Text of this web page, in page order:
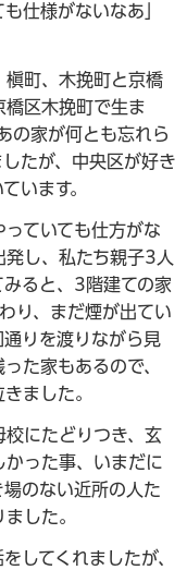
仕様がないなあ」
槇町、木挽町と京橋
橋区木挽町で生ま
の家が何とも忘れら
たが、中央区が好き
います。
ていても仕方がな
し、私たち親子3人
ると、3階建ての家
り、まだ煙が出てい
りを渡りながら見
た家もあるので、
ました。
にたどりつき、玄
った事、いまだに
のない近所の人た
した。
してくれましたが、